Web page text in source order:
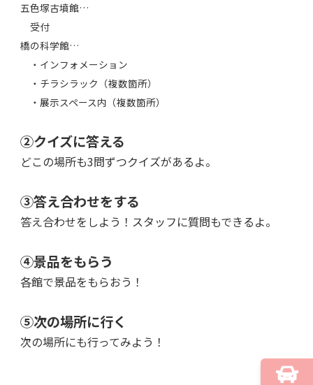
五色塚古墳館…
受付
橋の科学館…
・インフォメーション
・チラシラック（複数箇所）
・展示スペース内（複数箇所）
②クイズに答える
どこの場所も3問ずつクイズがあるよ。
③答え合わせをする
答え合わせをしよう！スタッフに質問もできるよ。
④景品をもらう
各館で景品をもらおう！
⑤次の場所に行く
次の場所にも行ってみよう！